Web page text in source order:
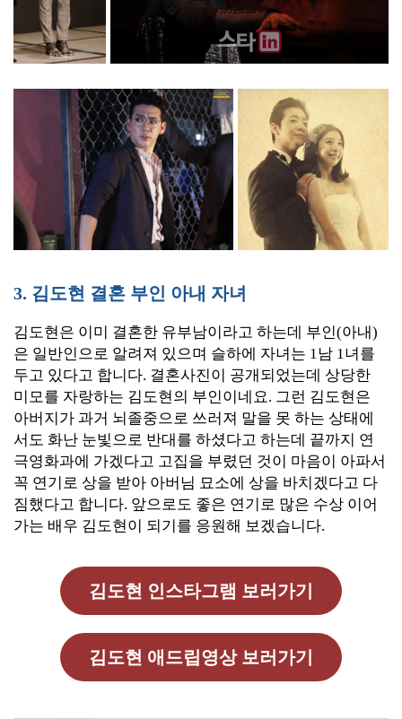
3. 김도현 결혼 부인 아내 자녀
김도현은 이미 결혼한 유부남이라고 하는데 부인(아내)
은 일반인으로 알려져 있으며 슬하에 자녀는 1남 1녀를
두고 있다고 합니다. 결혼사진이 공개되었는데 상당한
미모를 자랑하는 김도현의 부인이네요. 그런 김도현은
아버지가 과거 뇌졸중으로 쓰러져 말을 못 하는 상태에
서도 화난 눈빛으로 반대를 하셨다고 하는데 끝까지 연
극영화과에 가겠다고 고집을 부렸던 것이 마음이 아파서
꼭 연기로 상을 받아 아버님 묘소에 상을 바치겠다고 다
짐했다고 합니다. 앞으로도 좋은 연기로 많은 수상 이어
가는 배우 김도현이 되기를 응원해 보겠습니다.
김도현 인스타그램 보러가기
김도현 애드립영상 보러가기